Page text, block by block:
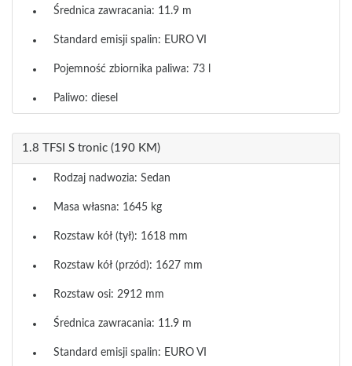
Średnica zawracania: 11.9 m
Standard emisji spalin: EURO VI
Pojemność zbiornika paliwa: 73 l
Paliwo: diesel
1.8 TFSI S tronic (190 KM)
Rodzaj nadwozia: Sedan
Masa własna: 1645 kg
Rozstaw kół (tył): 1618 mm
Rozstaw kół (przód): 1627 mm
Rozstaw osi: 2912 mm
Średnica zawracania: 11.9 m
Standard emisji spalin: EURO VI